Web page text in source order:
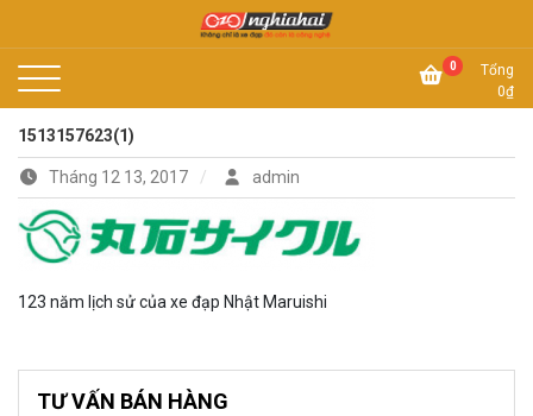
Xe đạp Nhật Nghĩa Hải 0
Tổng
0₫
1513157623(1)
Tháng 12 13, 2017 admin
123 năm lịch sử của xe đạp Nhật Maruishi
TƯ VẤN BÁN HÀNG